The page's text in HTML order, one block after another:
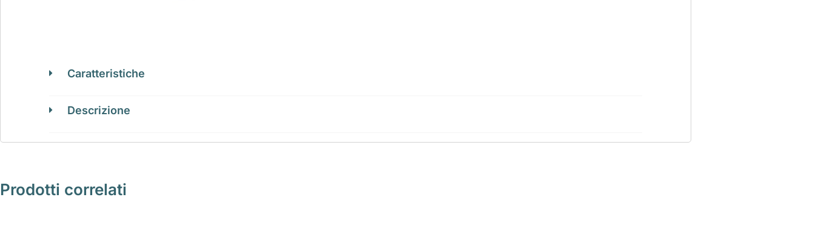
Caratteristiche
Descrizione
Prodotti correlati